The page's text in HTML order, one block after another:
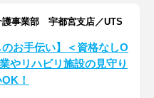
護事業部 宇都宮支店／UTS
のお手伝い】＜資格なしO
やリハビリ施設の見守り
！